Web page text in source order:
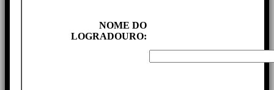
NOME DO
LOGRADOURO: